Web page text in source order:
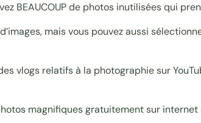
BEAUCOUP de photos inutilisées qui
mais vous pouvez aussi
vlogs relatifs à la photographie sur
magnifiques gratuitement sur